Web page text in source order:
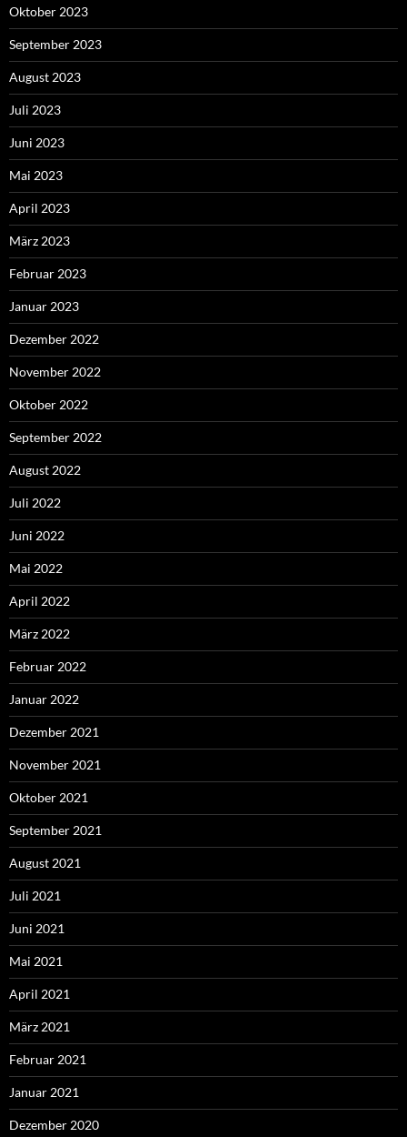
Oktober 2023
September 2023
August 2023
Juli 2023
Juni 2023
Mai 2023
April 2023
März 2023
Februar 2023
Januar 2023
Dezember 2022
November 2022
Oktober 2022
September 2022
August 2022
Juli 2022
Juni 2022
Mai 2022
April 2022
März 2022
Februar 2022
Januar 2022
Dezember 2021
November 2021
Oktober 2021
September 2021
August 2021
Juli 2021
Juni 2021
Mai 2021
April 2021
März 2021
Februar 2021
Januar 2021
Dezember 2020